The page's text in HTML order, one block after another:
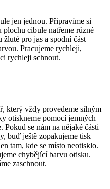
jen jednou. Připravíme si
cibule natřeme různé
žluté pro jas a spodní část
Pracujeme rychleji,
rychleji schnout.
který vždy provedeme silným
otiskneme pomocí jemných
se nám na nějaké části
buď ještě zopakujeme tisk
tam, kde se místo neotisklo.
chybějící barvu otisku.
zaschnout.